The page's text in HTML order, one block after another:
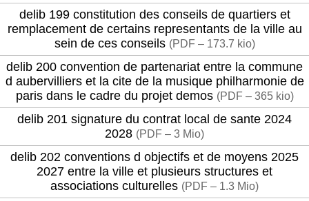
delib 199 constitution des conseils de quartiers et
remplacement de certains representants de la ville au
sein de ces conseils (PDF – 173.7 kio)
delib 200 convention de partenariat entre la commune
d aubervilliers et la cite de la musique philharmonie de
paris dans le cadre du projet demos (PDF – 365 kio)
delib 201 signature du contrat local de sante 2024
2028 (PDF – 3 Mio)
delib 202 conventions d objectifs et de moyens 2025
2027 entre la ville et plusieurs structures et
associations culturelles (PDF – 1.3 Mio)